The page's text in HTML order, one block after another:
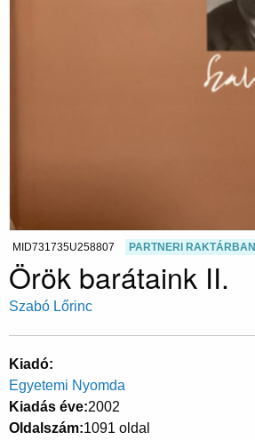
MID731735U258807 PARTNERI RAKTÁRBAN
Örök barátaink II.
Szabó Lőrinc
Kiadó
Egyetemi Nyomda
Kiadás éve 2002
Oldalszám 1091 oldal